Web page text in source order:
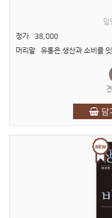
임
정가
38,000
담